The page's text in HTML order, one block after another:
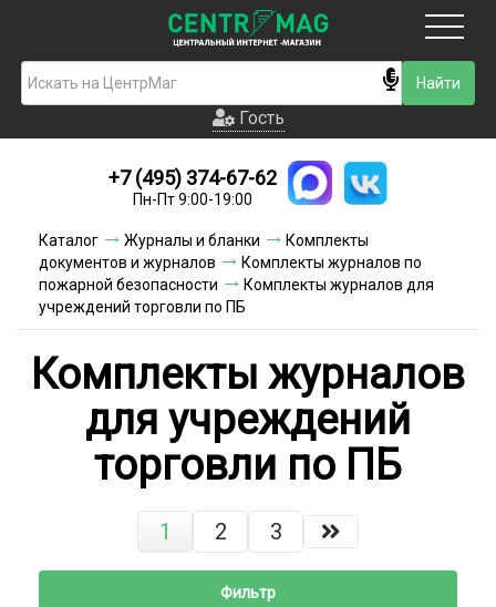
Гость
Новинки
Условия доставки
Условия оплаты
Акции и скидки
Гость
+7 (495) 374-67-62
Пн-Пт 9:00-19:00
Каталог Журналы и бланки
Комплекты
документов и журналов
Комплекты журналов по
пожарной безопасности
Комплекты журналов для
учреждений торговли по ПБ
Комплекты журналов
для учреждений
торговли по ПБ
1 2 3
Фильтр